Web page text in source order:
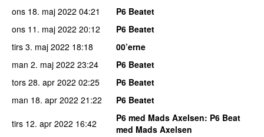
ons 18. maj 2022 04:21
P6 Beatet
ons 11. maj 2022 20:12
P6 Beatet
tirs 3. maj 2022 18:18
00’erne
man 2. maj 2022 23:24
P6 Beatet
tors 28. apr 2022 02:25
P6 Beatet
man 18. apr 2022 21:22
P6 Beatet
tirs 12. apr 2022 16:42 P6 med Mads Axelsen: P6 Beat
med Mads Axelsen